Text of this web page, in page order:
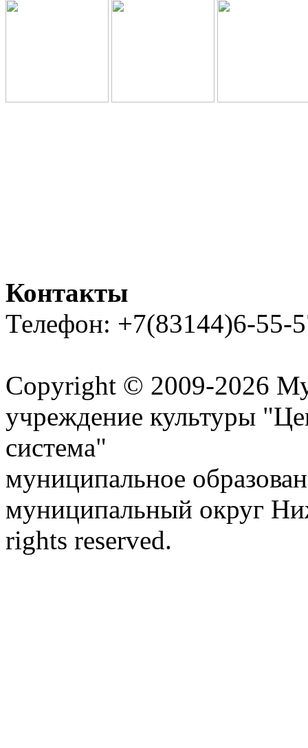
Контакты
Телефон: +7(83144)6-55-
Copyright © 2009-2026
учреждение культуры
система"
муниципальное
муниципальный округ
rights reserved.